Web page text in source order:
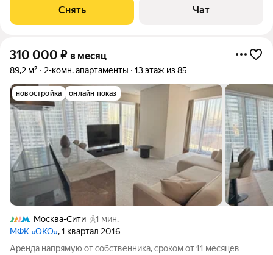
Стиральная машина Сушильная машина Холодильник
Кондиционер Микроволновка Дом -
Снять Чат
310 000 ₽ в месяц
89,2 м² 2-комн. апартаменты 13 этаж из 85
новостройка онлайн показ
Москва-Сити
1 мин.
МФК «ОКО», 1 квартал 2016
Аренда напрямую от собственника, сроком от 11 месяцев